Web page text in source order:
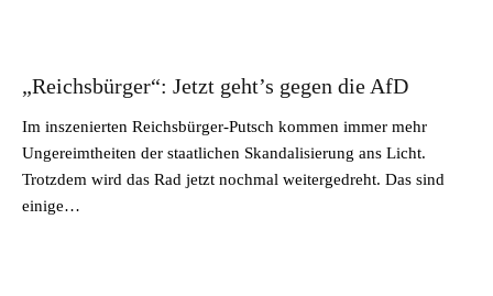
„Reichsbürger“: Jetzt geht’s gegen die AfD
Im inszenierten Reichsbürger-Putsch kommen immer mehr
Ungereimtheiten der staatlichen Skandalisierung ans Licht.
Trotzdem wird das Rad jetzt nochmal weitergedreht. Das sind
einige…